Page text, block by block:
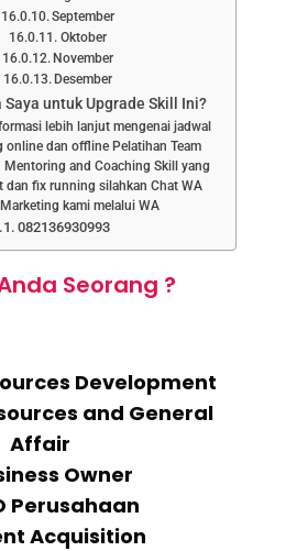
September
Oktober
November
Desember
Saya untuk Upgrade Skill Ini?
lebih lanjut mengenai jadwal
online dan offline Pelatihan Team
Mentoring and Coaching Skill yang
dan fix running silahkan Chat WA
Marketing kami melalui WA
082136930993
Seorang ?
Development
and General
Affair
Owner
Perusahaan
Acquisition